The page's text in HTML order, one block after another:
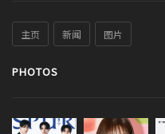
主页 新闻 图片
PHOTOS